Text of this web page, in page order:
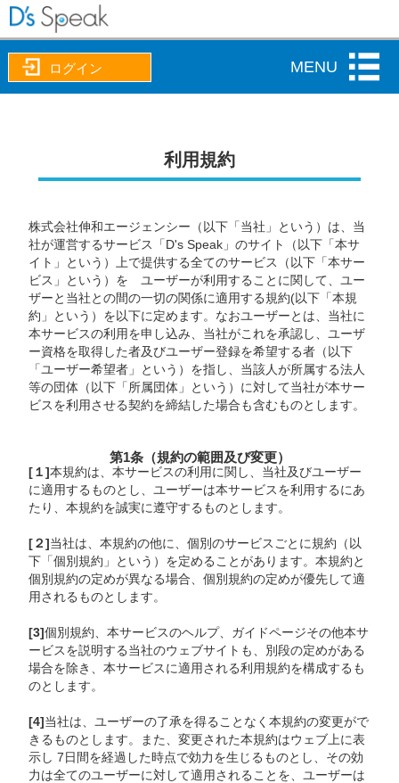
ログイン MENU
利用規約
株式会社伸和エージェンシー（以下「当社」という）は、当
社が運営するサービス「D's Speak」のサイト（以下「本サ
イト」という）上で提供する全てのサービス（以下「本サー
ビス」という）を ユーザーが利用することに関して、ユー
ザーと当社との間の一切の関係に適用する規約(以下「本規
約」という）を以下に定めます。なおユーザーとは、当社に
本サービスの利用を申し込み、当社がこれを承認し、ユーザ
ー資格を取得した者及びユーザー登録を希望する者（以下
「ユーザー希望者」という）を指し、当該人が所属する法人
等の団体（以下「所属団体」という）に対して当社が本サー
ビスを利用させる契約を締結した場合も含むものとします。
第1条（規約の範囲及び変更）
[１]本規約は、本サービスの利用に関し、当社及びユーザー
に適用するものとし、ユーザーは本サービスを利用するにあ
たり、本規約を誠実に遵守するものとします。
[２] 当社は、本規約の他に、個別のサービスごとに規約（以
下「個別規約」という）を定めることがあります。本規約と
個別規約の定めが異なる場合、個別規約の定めが優先して適
用されるものとします。
[3]個別規約、本サービスのヘルプ、ガイドページその他本サ
ービスを説明する当社のウェブサイトも、別段の定めがある
場合を除き、本サービスに適用される利用規約を構成するも
のとします。
[4] 当社は、ユーザーの了承を得ることなく本規約の変更がで
きるものとします。また、変更された本規約はウェブ上に表
示し 7日間を経過した時点で効力を生じるものとし、その効
力は全てのユーザーに対して適用されることを、ユーザーは